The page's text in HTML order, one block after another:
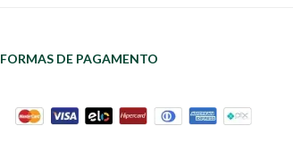
FORMAS DE PAGAMENTO